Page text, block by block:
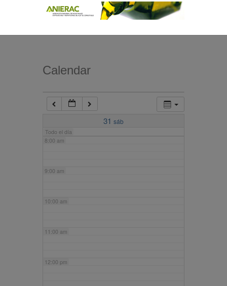
Calendar
31 sáb
Todo el día
7:00 am
8:00 am
9:00 am
10:00 am
11:00 am
12:00 pm